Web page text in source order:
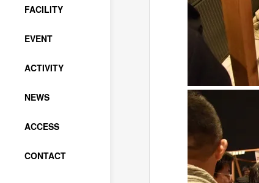
FACILITY
EVENT
ACTIVITY
NEWS
ACCESS
CONTACT